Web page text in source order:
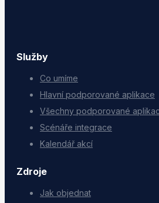
Služby
Co umíme
Hlavní podporované aplikace
Všechny podporované
Scénáře integrace
Kalendář akcí
Zdroje
Jak objednat